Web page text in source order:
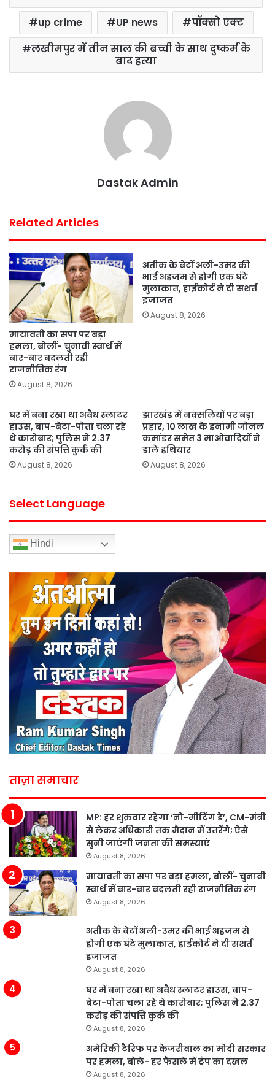
up crime
UP news
पॉक्सो एक्ट
लखीमपुर में तीन साल की बच्ची के साथ दुष्कर्म के
बाद हत्या
Dastak Admin
Related Articles
मायावती का सपा पर बड़ा
हमला, बोलीं- चुनावी स्वार्थ में
बार-बार बदलती रही
राजनीतिक रंग
August 8, 2026
अतीक के बेटों अली-उमर की
भाई अहजम से होगी एक घंटे
मुलाकात, हाईकोर्ट ने दी सशर्त
इजाजत
August 8, 2026
घर में बना रखा था अवैध स्लाटर
हाउस, बाप-बेटा-पोता चला रहे
थे कारोबार; पुलिस ने 2.37
करोड़ की संपत्ति कुर्क की
August 8, 2026
झारखंड में नक्सलियों पर बड़ा
प्रहार, 10 लाख के इनामी जोनल
कमांडर समेत 3 माओवादियों ने
डाले हथियार
August 8, 2026
Select Language
Hindi
ताज़ा समाचार
MP: हर शुक्रवार रहेगा ‘नो-मीटिंग डे’, CM-मंत्री
से लेकर अधिकारी तक मैदान में उतरेंगे; ऐसे
सुनी जाएंगी जनता की समस्याएं
August 8, 2026
मायावती का सपा पर बड़ा हमला, बोलीं- चुनावी
स्वार्थ में बार-बार बदलती रही राजनीतिक रंग
August 8, 2026
अतीक के बेटों अली-उमर की भाई अहजम से
होगी एक घंटे मुलाकात, हाईकोर्ट ने दी सशर्त
इजाजत
August 8, 2026
घर में बना रखा था अवैध स्लाटर हाउस, बाप-
बेटा-पोता चला रहे थे कारोबार; पुलिस ने 2.37
करोड़ की संपत्ति कुर्क की
August 8, 2026
अमेरिकी टैरिफ पर केजरीवाल का मोदी सरकार
पर हमला, बोले- हर फैसले में ट्रंप का दखल
August 8, 2026